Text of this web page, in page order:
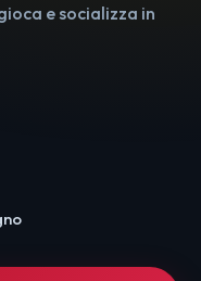
e socializza in